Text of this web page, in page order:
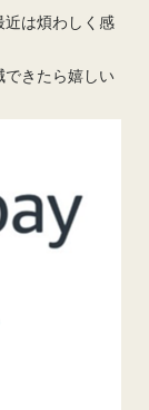
近は煩わしく感
できたら嬉しい